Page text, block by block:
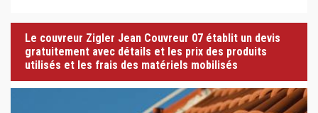
Le couvreur Zigler Jean Couvreur 07 établit un devis
gratuitement avec détails et les prix des produits
utilisés et les frais des matériels mobilisés